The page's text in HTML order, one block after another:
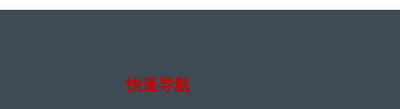
快速导航